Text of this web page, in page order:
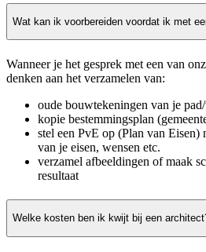
Wat kan ik voorbereiden voordat ik met
Wanneer je het gesprek met een van
denken aan het verzamelen van:
oude bouwtekeningen van je
kopie bestemmingsplan
stel een PvE op (Plan van Eisen)
van je eisen, wensen etc.
verzamel afbeeldingen of maak
resultaat
Welke kosten ben ik kwijt bij een